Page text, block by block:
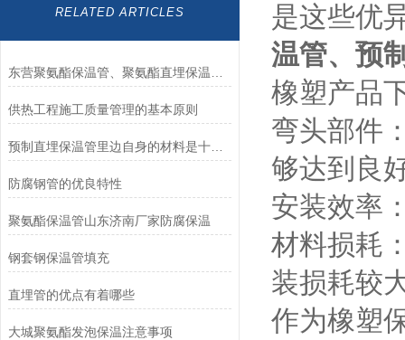
RELATED ARTICLES
供热工程施工质量管理的基本原则
预制直埋保温管里边自身的材料是十分好的
防腐钢管的优良特性
聚氨酯保温管山东济南厂家防腐保温
钢套钢保温管填充
直埋管的优点有着哪些
大城聚氨酯发泡保温注意事项
是这些优
温管、预
橡塑产品
弯头部件
够达到良
安装效率
材料损耗
装损耗较
作为橡塑